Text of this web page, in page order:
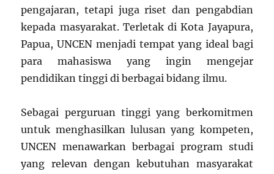
pengajaran, tetapi juga riset dan pengabdian
kepada masyarakat. Terletak di Kota Jayapura,
Papua, UNCEN menjadi tempat yang ideal bagi
para mahasiswa yang ingin mengejar
pendidikan tinggi di berbagai bidang ilmu.
Sebagai perguruan tinggi yang berkomitmen
untuk menghasilkan lulusan yang kompeten,
UNCEN menawarkan berbagai program studi
yang relevan dengan kebutuhan masyarakat